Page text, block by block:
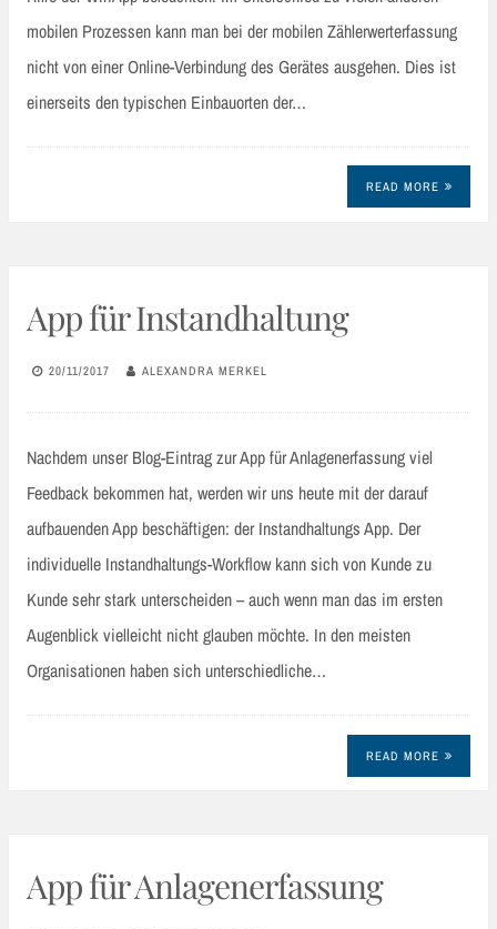
mobilen Prozessen kann man bei der mobilen Zählerwerterfassung
nicht von einer Online-Verbindung des Gerätes ausgehen. Dies ist
einerseits den typischen Einbauorten der…
READ MORE
App für Instandhaltung
20/11/2017 ALEXANDRA MERKEL
Nachdem unser Blog-Eintrag zur App für Anlagenerfassung viel
Feedback bekommen hat, werden wir uns heute mit der darauf
aufbauenden App beschäftigen: der Instandhaltungs App. Der
individuelle Instandhaltungs-Workflow kann sich von Kunde zu
Kunde sehr stark unterscheiden – auch wenn man das im ersten
Augenblick vielleicht nicht glauben möchte. In den meisten
Organisationen haben sich unterschiedliche…
READ MORE
App für Anlagenerfassung